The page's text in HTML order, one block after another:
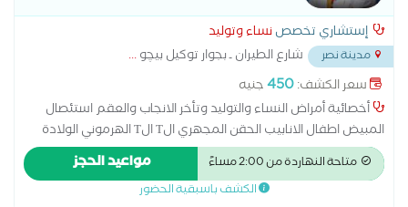
إستشاري تخصصنساء وتوليد
مدينة نصر شارع الطيران ـ بجوار توكيل بيچو...
سعر الكشف:450جنيه
أخصائية أمراض النساء والتوليد وتأخر الانجاب والعقم استئصال
المبيض اطفال الانابيب الحقن المجهري الT الT الهرموني الولادة
الطبيعية الولادة القيصرية تحليل بطانة الرحم ربط قناة فالوب رعاية
ما قبل الولادة وبعدها سونار سونار ثلاثي الابعاد سونار رباعي الابعاد
عمليات تجميل المهبل عملية استئصال الرحم بالمنظار
متاحة النهاردة من 2:00 مساءً مواعيد الحجز
الكشف باسبقية الحضور